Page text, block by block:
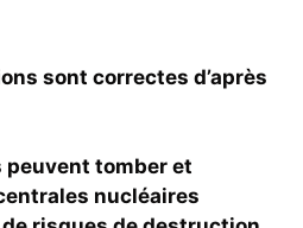
sont correctes d’après
peuvent tomber et
nucléaires